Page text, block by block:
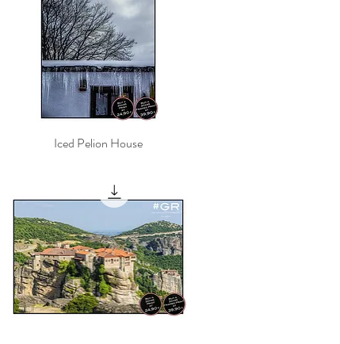
Γρήγορη προβολή
Iced Pelion House